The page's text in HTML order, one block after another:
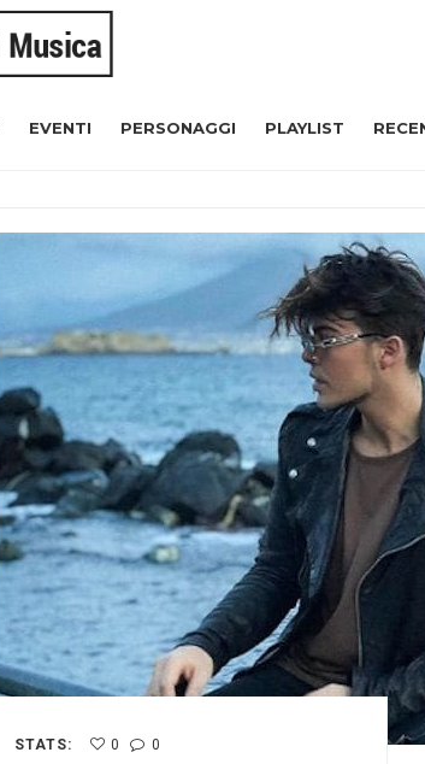
EVENTI PERSONAGGI PLAYLIST
STATS: 0 0